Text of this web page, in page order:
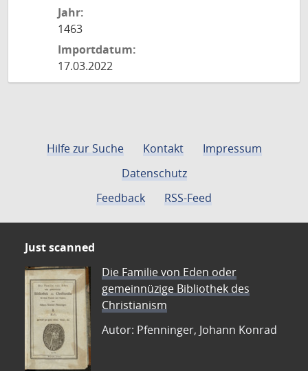
Jahr:
1463
Importdatum:
17.03.2022
Hilfe zur Suche Kontakt
Impressum
Datenschutz
Feedback
RSS-Feed
Just scanned
Die Familie von Eden oder
gemeinnüzige Bibliothek des
Christianism
Autor: Pfenninger, Johann Konrad